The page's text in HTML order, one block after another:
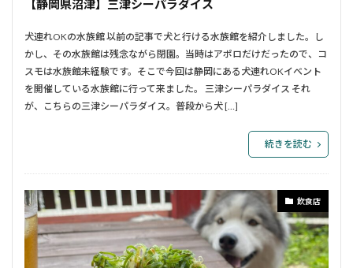
【静岡県沼津】三津シーパラダイス
犬連れOKの水族館 以前の記事で犬と行ける水族館を紹介しました。し
かし、その水族館は残念ながら閉園。当時はアポロだけだったので、コ
スモは水族館未経験です。そこで今回は静岡にある犬連れOKイベント
を開催している水族館に行って来ました。 三津シーパラダイス それ
が、こちらの三津シーパラダイス。普段から犬 […]
続きを読む
飲食店